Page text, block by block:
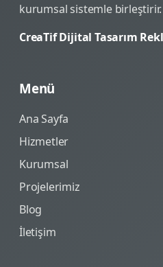
kurumsal sistemle birleştirir.
CreaTif Dijital Tasarım
Menü
Ana Sayfa
Hizmetler
Kurumsal
Projelerimiz
Blog
İletişim